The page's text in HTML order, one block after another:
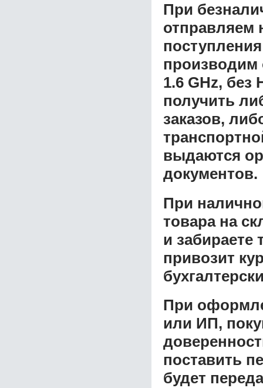
При
отправляем
производим
1.6 GHz, без
получить
заказов,
выдаются
документов.
При
товара на
и забираете
привозит
При
или ИП,
поставить
будет